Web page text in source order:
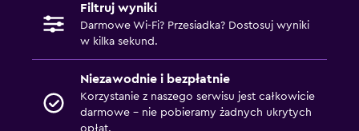
Filtruj wyniki
Darmowe Wi-Fi? Przesiadka? Dostosuj wyniki
w kilka sekund.
Niezawodnie i bezpłatnie
Korzystanie z naszego serwisu jest całkowicie
darmowe – nie pobieramy żadnych ukrytych
opłat.